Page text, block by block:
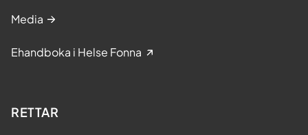
Media
Ehandboka i Helse Fonna
RETTAR